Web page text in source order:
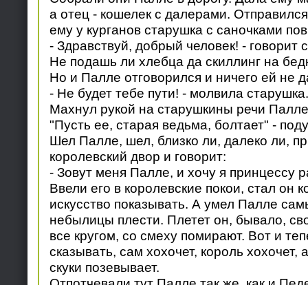
а отец - кошелек с далерами.
ему у курганов старушка с саночками
- Здравствуй, добрый человек! - говорит
Не подашь ли хлебца да скиллинг на
Но и Палле отговорился и ничего ей не
- Не будет тебе пути! - молвила старушка.
Махнул рукой на старушкины речи
"Пусть ее, старая ведьма, болтает" -
Шел Палле, шел, близко ли, далеко ли,
королевский двор и говорит:
- Зовут меня Палле, и хочу я принцессу
Ввели его в королевские покои, стал он
искусство показывать. А умел Палле
небылицы плести. Плетет он, бывало,
все кругом, со смеху помирают. Вот и
сказывать, сам хохочет, король хохочет,
скуки позевывает.